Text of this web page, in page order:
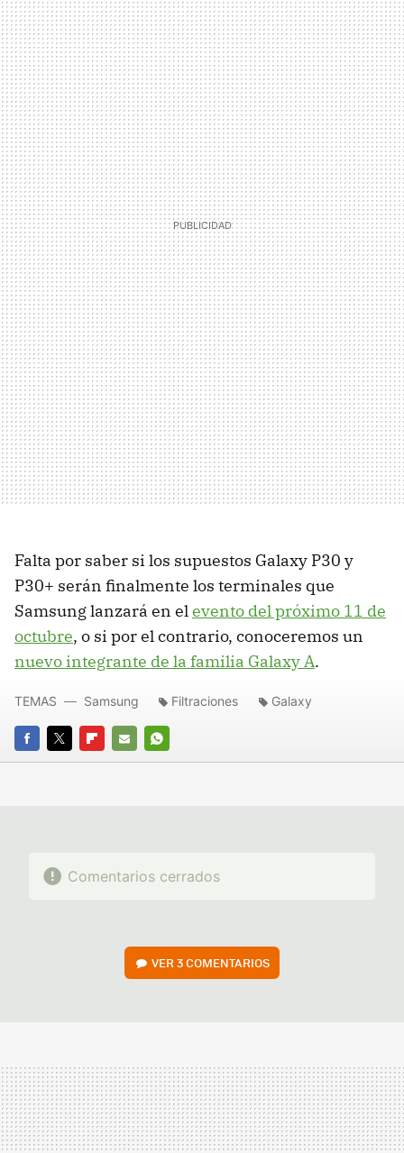
Falta por saber si los supuestos Galaxy P30 y
P30+ serán finalmente los terminales que
Samsung lanzará en el evento del próximo 11 de
octubre, o si por el contrario, conoceremos un
nuevo integrante de la familia Galaxy A.
FACEBOOK
TWITTERFLIPBOARD
E-
WHATSAPP
TEMAS Samsung Filtraciones Galaxy
Comentarios cerrados
VER3 COMENTARIOS